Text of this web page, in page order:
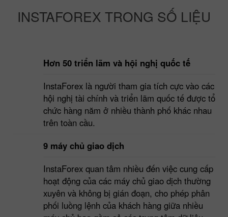
INSTAFOREX TRONG SỐ LIỆU
Hơn 50 triển lãm và hội nghị quốc tế
InstaForex là người tham gia tích cực vào các
hội nghị tài chính và triển lãm quốc tế được tổ
chức hàng năm ở nhiều thành phố khác nhau
trên toàn cầu.
9 máy chủ giao dịch
InstaForex quan tâm nhiều đến việc cung cấp
hoạt động của các máy chủ giao dịch thường
xuyên và không bị gián đoạn, cho phép phân
phối luồng lệnh của khách hàng giữa nhiều